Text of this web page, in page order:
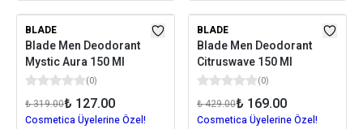
BLADE
Blade Men Deodorant
Mystic Aura 150 Ml
(0)
₺ 319.00₺ 127.00
Cosmetica Üyelerine Özel!
BLADE
Blade Men Deodorant
Citruswave 150 Ml
(0)
₺ 429.00₺ 169.00
Cosmetica Üyelerine Özel!